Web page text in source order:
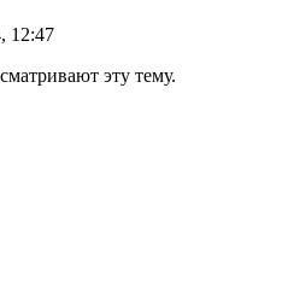
12:47
эту тему.